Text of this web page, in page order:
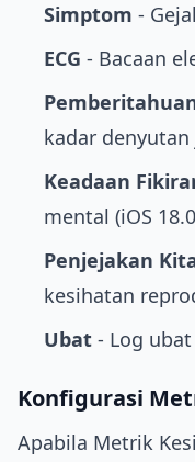
Simptom -
ECG - Bacaan
kadar
Keadaan
mental (iOS
Penjejakan
kesihatan
Ubat - Log
Konfigurasi
Apabila Metrik